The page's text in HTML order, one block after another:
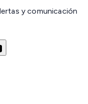
y comunicación